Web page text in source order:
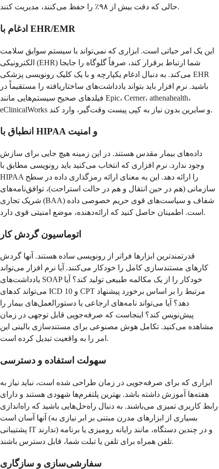
حالی که دقت بیش از ۹۸٪ را حفظ می‌کنند، مدیریت کنند.
ادغام با EHR/EMR
این یک امر حیاتی است. ابزاری که نمی‌تواند با سیستم سوابق سلامت
الکترونیکی (EHR) شما ارتباط برقرار کند، صرفاً گلوگاه را جابجا
می‌کند. به دنبال ادغام یکپارچه و با یک کلیک رونویسی پزشکی EHR
باشید. نرم افزار باید بتواند یادداشت‌های ساختاریافته را مستقیماً در
فیلدهای صحیح سیستم‌هایی مانند Epic، Cerner، athenahealth،
eClinicalWorks و سایرین بدون نیاز به کپی پیست وقت‌گیر، وارد کند.
انطباق با HIPAA و امنیت
داده‌های بیمار مقدس هستند. در این زمینه هیچ جایی برای سازش
وجود ندارد. نرم افزاری که انتخاب می‌کنید باید رونویسی مطابق با
HIPAA را ارائه دهد. این به معنای ارائه رمزگذاری داده در سطح
سازمانی (هم در حین انتقال و هم در حالت استراحت)، توافق‌نامه‌های
شریک تجاری (BAA) شفاف و سیاست‌های قوی حریم خصوصی داده
است. اطمینان حاصل کنید که ارائه‌دهنده، موضع امنیتی قوی دارد.
اتوماسیون گردش کار
قدرتمندترین ابزارها فراتر از رونویسی ساده هستند. آنها گردش
کارهای مستندسازی کامل را خودکار می‌کنند. آیا نرم افزار می‌تواند
یادداشت‌های SOAP خودکار را از یک مکالمه طبیعی تولید کند؟ آیا
می‌تواند کدهای ICD 10 و CPT مرتبط را بر اساس برخورد پیشنهاد
دهد؟ آیا می‌تواند نامه‌های ارجاعی یا دستورالعمل‌های بیمار را
پیش‌نویس کند؟ اینجاست که صرفه‌جویی قابل توجهی در زمان
مشاهده می‌کنید. تکامل هوش مصنوعی برای مستندسازی بالینی این
امر را به واقعیت تبدیل کرده است.
سهولت استفاده و دسترسی
ابزاری که برای صرفه‌جویی در زمان طراحی شده است، نباید نیاز به
هفته‌ها آموزش داشته باشد. بهترین پلتفرم‌ها شهودی هستند و دارای
رابط کاربری تمیزی می‌باشند. به دنبال راه‌حل‌هایی باشید که راه‌اندازی
آنها آسان است (بسیاری از ابزارهای مدرن مبتنی بر ابر نیازی به
پشتیبانی IT ندارند) و در چندین دستگاه، مانند رایانه رومیزی یا برنامه
تلفن همراه برای تلفن یا تبلت شما، قابل دسترس باشند.
سفارشی‌سازی و سازگاری